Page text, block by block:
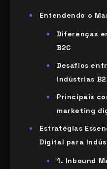
Entendendo o
Diferenças
B2C
Desafios
indústrias
Principais
marketing
Estratégias
Digital para
1. Inbound